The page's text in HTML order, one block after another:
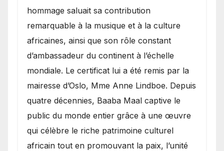
hommage saluait sa contribution
remarquable à la musique et à la culture
africaines, ainsi que son rôle constant
d’ambassadeur du continent à l’échelle
mondiale. Le certificat lui a été remis par la
mairesse d’Oslo, Mme Anne Lindboe. Depuis
quatre décennies, Baaba Maal captive le
public du monde entier grâce à une œuvre
qui célèbre le riche patrimoine culturel
africain tout en promouvant la paix, l’unité